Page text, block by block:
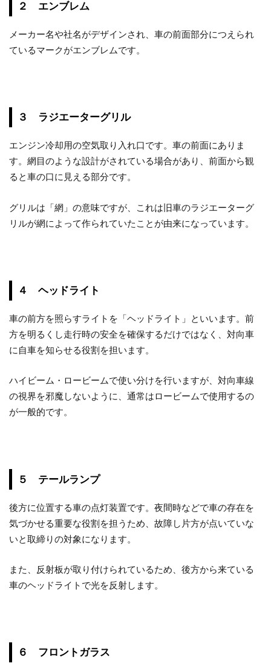
２ エンブレム
メーカー名や社名がデザインされ、車の前面部分につえられ
ているマークがエンブレムです。
３ ラジエーターグリル
エンジン冷却用の空気取り入れ口です。車の前面にありま
す。網目のような設計がされている場合があり、前面から観
ると車の口に見える部分です。
グリルは「網」の意味ですが、これは旧車のラジエーターグ
リルが網によって作られていたことが由来になっています。
４ ヘッドライト
車の前方を照らすライトを「ヘッドライト」といいます。前
方を明るくし走行時の安全を確保するだけではなく、対向車
に自車を知らせる役割を担います。
ハイビーム・ロービームで使い分けを行いますが、対向車線
の視界を邪魔しないように、通常はロービームで使用するの
が一般的です。
５ テールランプ
後方に位置する車の点灯装置です。夜間時などで車の存在を
気づかせる重要な役割を担うため、故障し片方が点いていな
いと取締りの対象になります。
また、反射板が取り付けられているため、後方から来ている
車のヘッドライトで光を反射します。
６ フロントガラス